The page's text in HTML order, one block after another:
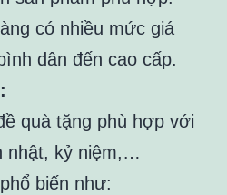
có nhiều mức giá
dân đến cao cấp.
quà tặng phù hợp với
nhật, kỷ niệm,…
biến như: